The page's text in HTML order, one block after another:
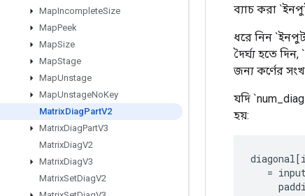
MapIncompleteSize
MapPeek
MapSize
MapStage
MapUnstage
MapUnstageNoKey
MatrixDiagPartV2
MatrixDiagPartV3
MatrixDiagV2
MatrixDiagV3
MatrixSetDiagV2
ব্যাচ করা
ধরে নিন
দৈর্ঘ্য হতে
জন্য কর্ণের
যদি
হয়:
diagonal[i
=